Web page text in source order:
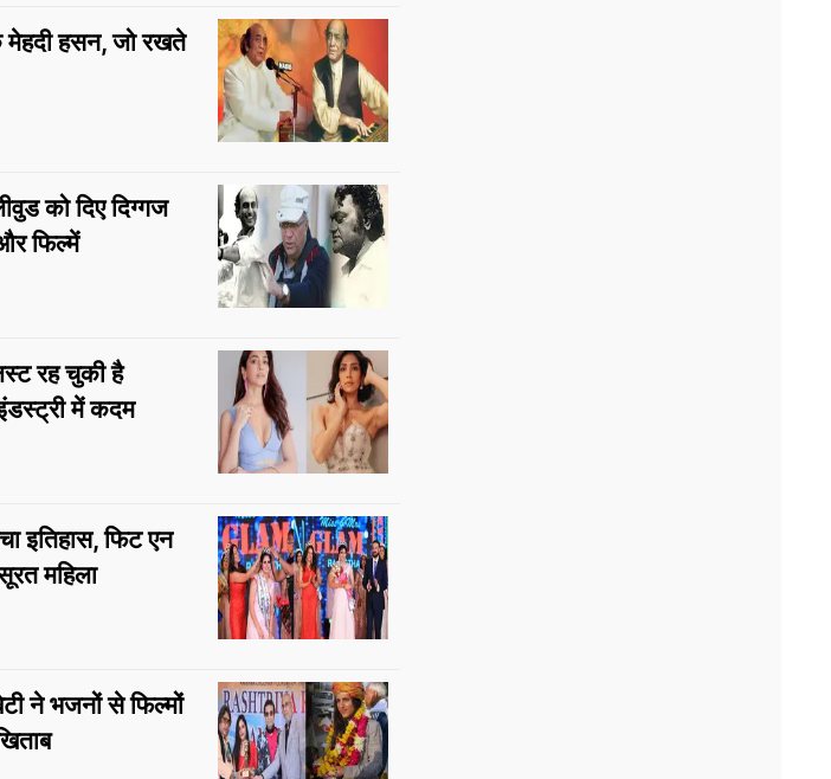
मेहदी हसन, जो रखते
को दिए दिग्गज
फिल्में
रह चुकी है
में कदम
इतिहास, फिट एन
महिला
ने भजनों से फिल्मों